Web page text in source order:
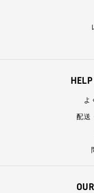
よ
配送